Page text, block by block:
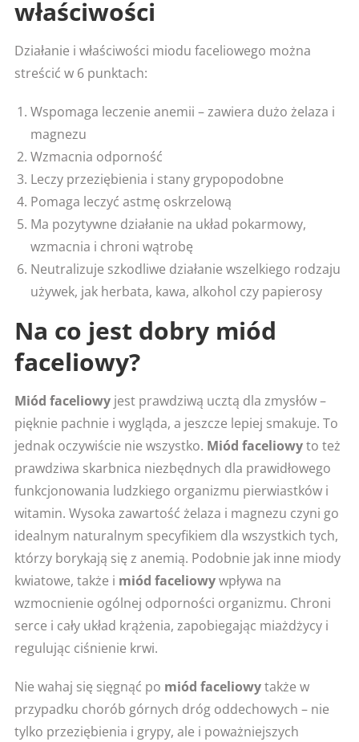
właściwości
Działanie i właściwości miodu faceliowego można
streścić w 6 punktach:
Wspomaga leczenie anemii – zawiera dużo żelaza i
magnezu
Wzmacnia odporność
Leczy przeziębienia i stany grypopodobne
Pomaga leczyć astmę oskrzelową
Ma pozytywne działanie na układ pokarmowy,
wzmacnia i chroni wątrobę
Neutralizuje szkodliwe działanie wszelkiego rodzaju
używek, jak herbata, kawa, alkohol czy papierosy
Na co jest dobry miód
faceliowy?
Miód faceliowyjest prawdziwą ucztą dla zmysłów –
pięknie pachnie i wygląda, a jeszcze lepiej smakuje. To
jednak oczywiście nie wszystko. Miód faceliowyto też
prawdziwa skarbnica niezbędnych dla prawidłowego
funkcjonowania ludzkiego organizmu pierwiastków i
witamin. Wysoka zawartość żelaza i magnezu czyni go
idealnym naturalnym specyfikiem dla wszystkich tych,
którzy borykają się z anemią. Podobnie jak inne miody
kwiatowe, także i miód faceliowywpływa na
wzmocnienie ogólnej odporności organizmu. Chroni
serce i cały układ krążenia, zapobiegając miażdżycy i
regulując ciśnienie krwi.
Nie wahaj się sięgnąć po miód faceliowytakże w
przypadku chorób górnych dróg oddechowych – nie
tylko przeziębienia i grypy, ale i poważniejszych